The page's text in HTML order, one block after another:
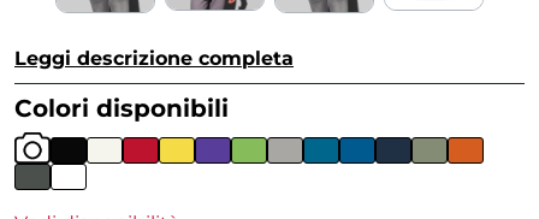
Leggi descrizione completa
Colori disponibili